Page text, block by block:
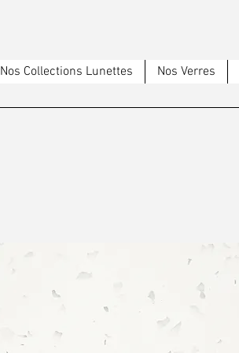
Nos Collections Lunettes Nos Verres